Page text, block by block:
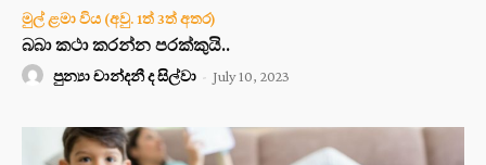
මුල් ළමා විය (අවු. 1ත් 3ත් අතර)
බබා කථා කරන්න පරක්කුයි..
පුන්‍යා චාන්දනී ද සිල්වා - July 10, 2023